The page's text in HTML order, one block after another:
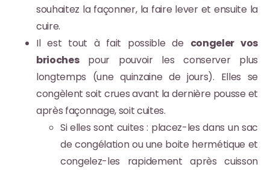
souhaitez la façonner, la faire lever et ensuite la
cuire.
Il est tout à fait possible de congeler vos
briochespour pouvoir les conserver plus
longtemps (une quinzaine de jours). Elles se
congèlent soit crues avant la dernière pousse et
après façonnage, soit cuites.
Si elles sont cuites : placez-les dans un sac
de congélation ou une boite hermétique et
congelez-les rapidement après cuisson